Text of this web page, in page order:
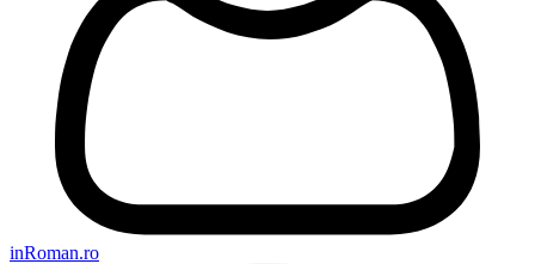
inRoman.ro